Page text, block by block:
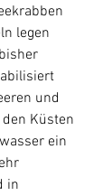
legen
und
Küsten
ein
in